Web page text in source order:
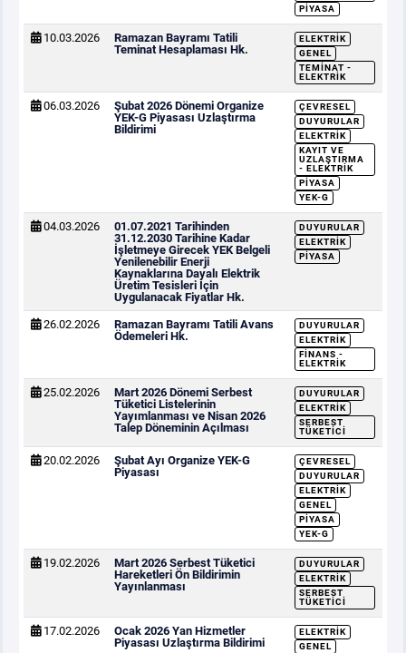
PIYASA
10.03.2026
Ramazan Bayramı Tatili
Teminat Hesaplaması Hk.
ELEKTRIK
GENEL
TEMINAT -
ELEKTRIK
06.03.2026
Şubat 2026 Dönemi Organize
YEK-G Piyasası Uzlaştırma
Bildirimi
ÇEVRESEL
DUYURULAR
ELEKTRIK
KAYIT VE
UZLAŞTIRMA
- ELEKTRIK
PIYASA
YEK-G
04.03.2026
01.07.2021 Tarihinden
31.12.2030 Tarihine Kadar
İşletmeye Girecek YEK Belgeli
Yenilenebilir Enerji
Kaynaklarına Dayalı Elektrik
Üretim Tesisleri İçin
Uygulanacak Fiyatlar Hk.
DUYURULAR
ELEKTRIK
PIYASA
26.02.2026
Ramazan Bayramı Tatili Avans
Ödemeleri Hk.
DUYURULAR
ELEKTRIK
FINANS -
ELEKTRIK
25.02.2026
Mart 2026 Dönemi Serbest
Tüketici Listelerinin
Yayımlanması ve Nisan 2026
Talep Döneminin Açılması
DUYURULAR
ELEKTRIK
SERBEST
TÜKETICI
20.02.2026
Şubat Ayı Organize YEK-G
Piyasası
ÇEVRESEL
DUYURULAR
ELEKTRIK
GENEL
PIYASA
YEK-G
19.02.2026
Mart 2026 Serbest Tüketici
Hareketleri Ön Bildirimin
Yayınlanması
DUYURULAR
ELEKTRIK
SERBEST
TÜKETICI
17.02.2026
Ocak 2026 Yan Hizmetler
Piyasası Uzlaştırma Bildirimi
ELEKTRIK
GENEL